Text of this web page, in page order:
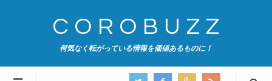
COROBUZZ
何気なく転がっている情報を価値あるものに！